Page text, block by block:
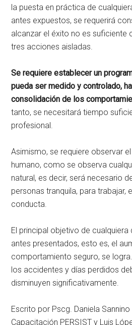
la puesta en práctica de
antes expuestos, se requerirá
alcanzar el éxito no es suficiente
tres acciones aisladas.
Se requiere establecer un
pueda ser medido y controlado,
consolidación de los
tanto, se necesitará tiempo
profesional.
Asimismo, se requiere observar
humano, como se observa
natural, es decir, será necesario
personas tranquila, para trabajar,
conducta.
El principal objetivo de
antes presentados, esto es, el
comportamiento seguro, se
los accidentes y días perdidos
disminuyen significativamente.
Escrito por Pscg. Daniela
Capacitación PERSIST y Luis